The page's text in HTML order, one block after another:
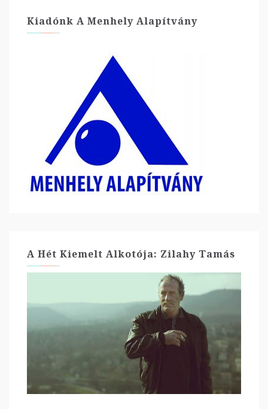
Kiadónk A Menhely Alapítvány
A Hét Kiemelt Alkotója: Zilahy Tamás